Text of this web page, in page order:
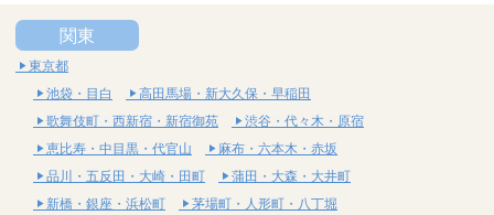
関東
東京都
池袋・目白
高田馬場・新大久保・早稲田
歌舞伎町・西新宿・新宿御苑
渋谷・代々木・原宿
恵比寿・中目黒・代官山
麻布・六本木・赤坂
品川・五反田・大崎・田町
蒲田・大森・大井町
新橋・銀座・浜松町
茅場町・人形町・八丁堀